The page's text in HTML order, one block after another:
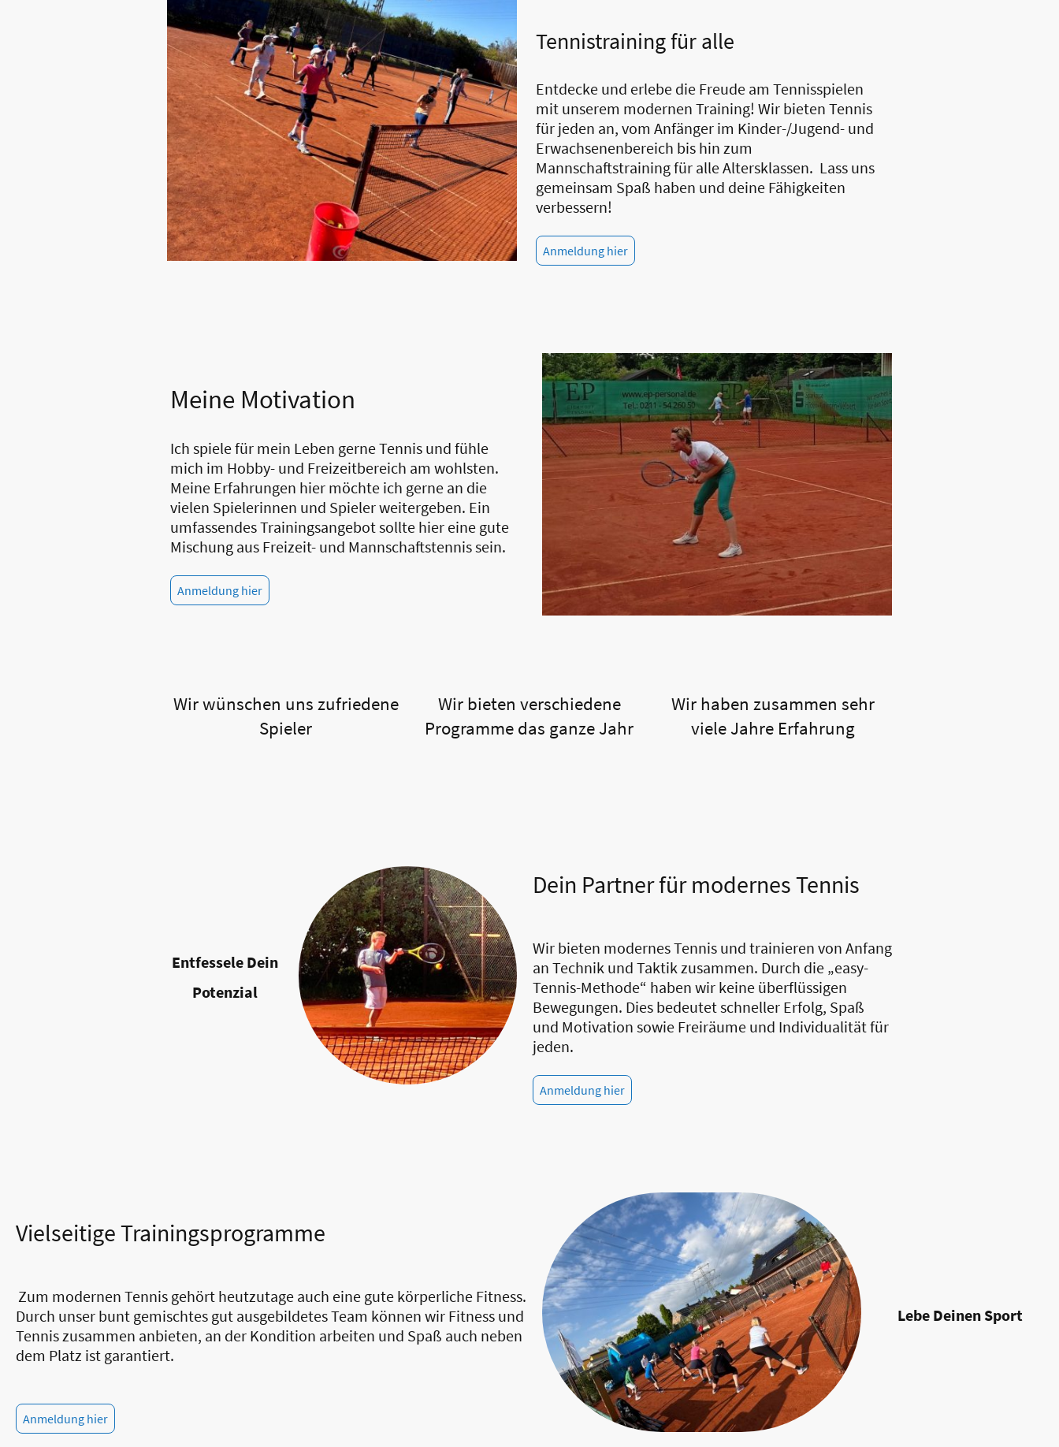
Tennistraining für alle
Entdecke und erlebe die Freude am Tennisspielen
mit unserem modernen Training! Wir bieten Tennis
für jeden an, vom Anfänger im Kinder-/Jugend- und
Erwachsenenbereich bis hin zum
Mannschaftstraining für alle Altersklassen. Lass uns
gemeinsam Spaß haben und deine Fähigkeiten
verbessern!
Anmeldung hier
Meine Motivation
Ich spiele für mein Leben gerne Tennis und fühle
mich im Hobby- und Freizeitbereich am wohlsten.
Meine Erfahrungen hier möchte ich gerne an die
vielen Spielerinnen und Spieler weitergeben. Ein
umfassendes Trainingsangebot sollte hier eine gute
Mischung aus Freizeit- und Mannschaftstennis sein.
Anmeldung hier
Wir wünschen uns zufriedene
Spieler
Wir bieten verschiedene
Programme das ganze Jahr
Wir haben zusammen sehr
viele Jahre Erfahrung
Entfessele Dein
Potenzial
Dein Partner für modernes Tennis
Wir bieten modernes Tennis und trainieren von Anfang
an Technik und Taktik zusammen. Durch die „easy-
Tennis-Methode“ haben wir keine überflüssigen
Bewegungen. Dies bedeutet schneller Erfolg, Spaß
und Motivation sowie Freiräume und Individualität für
jeden.
Anmeldung hier
Vielseitige Trainingsprogramme
Zum modernen Tennis gehört heutzutage auch eine gute körperliche Fitness.
Durch unser bunt gemischtes gut ausgebildetes Team können wir Fitness und
Tennis zusammen anbieten, an der Kondition arbeiten und Spaß auch neben
dem Platz ist garantiert.
Anmeldung hier
Lebe Deinen Sport